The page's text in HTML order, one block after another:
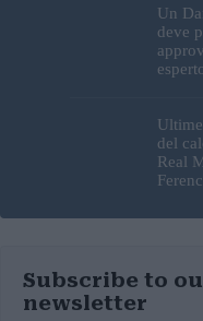
Un
deve
del
Real
Subscribe to
newsletter